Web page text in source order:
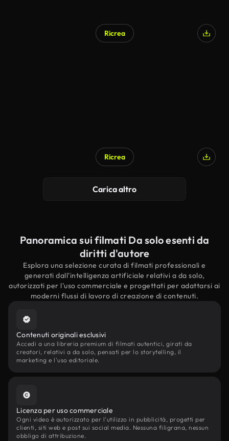
Ricrea
Ricrea
Carica altro
Panoramica sui filmati Da solo esenti da
diritti d'autore
Esplora una selezione curata di filmati professionali e
generati dall'intelligenza artificiale relativi a da solo,
autorizzati per l'uso commerciale e progettati per adattarsi ai
moderni flussi di lavoro di creazione di contenuti.
Contenuti originali esclusivi
Accedi a una libreria premium di filmati autentici, girati da
creatori, relativi a da solo, pensati per lo storytelling, il
marketing e l'uso editoriale.
Licenza per uso commerciale
Ogni video è autorizzato per l'utilizzo in pubblicità, progetti per
clienti, siti web e post sui social media. Nessuna filigrana, nessun
obbligo di attribuzione.